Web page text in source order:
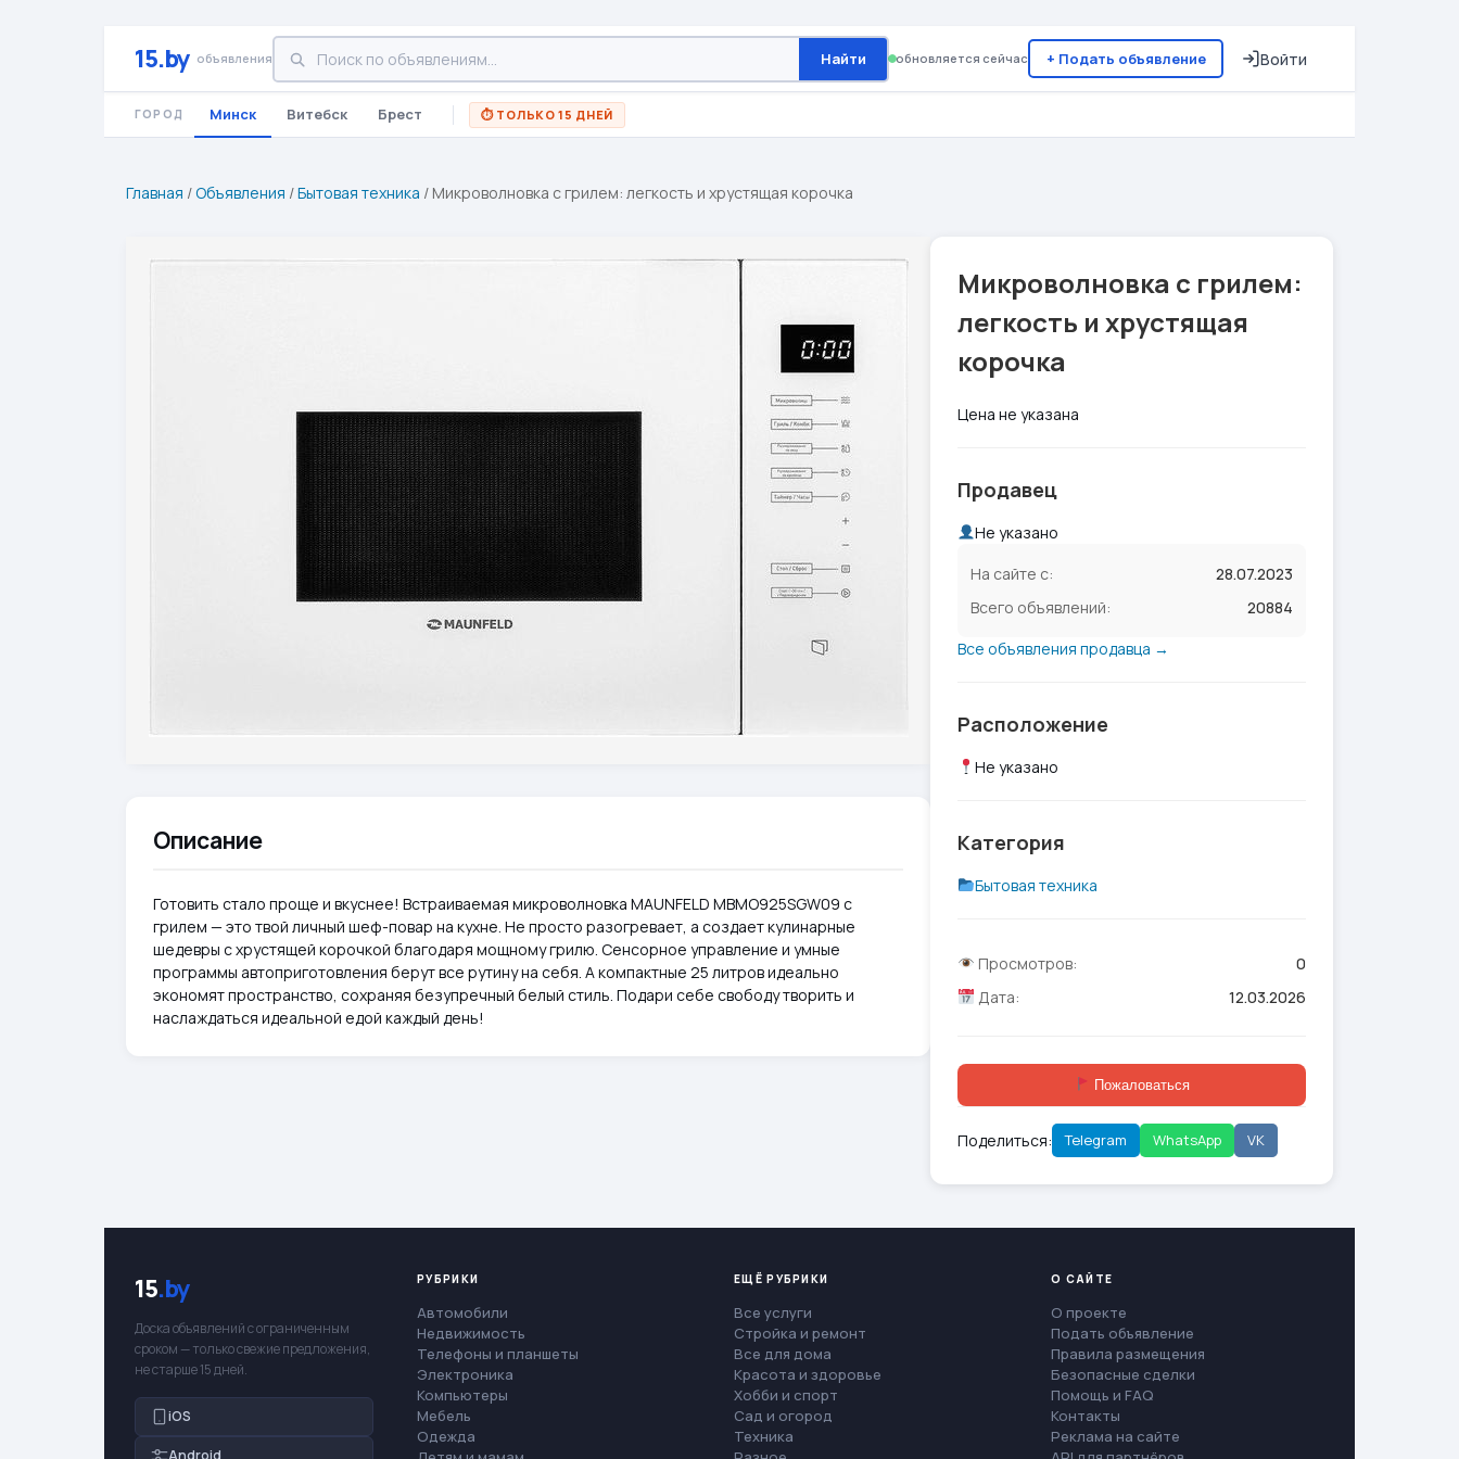
15.by объявления Найти обновляется сейчас + Подать объявление Войти
ГОРОД Минск Витебск Брест ⏱ ТОЛЬКО 15 ДНЕЙ
Главная /Объявления /Бытовая техника / Микроволновка с грилем: легкость и хрустящая корочка
Описание
Готовить стало проще и вкуснее! Встраиваемая микроволновка MAUNFELD MBMO925SGW09 с
грилем — это твой личный шеф-повар на кухне. Не просто разогревает, а создает кулинарные
шедевры с хрустящей корочкой благодаря мощному грилю. Сенсорное управление и умные
программы автоприготовления берут все рутину на себя. А компактные 25 литров идеально
экономят пространство, сохраняя безупречный белый стиль. Подари себе свободу творить и
наслаждаться идеальной едой каждый день!
Микроволновка с грилем:
легкость и хрустящая
корочка
Цена не указана
Продавец
Не указано
На сайте с:
28.07.2023
Всего объявлений:
20884
Все объявления продавца →
Расположение
Не указано
Категория
Бытовая техника
Просмотров:
0
Дата:
12.03.2026
Пожаловаться
Поделиться: Telegram WhatsApp VK
15.by
Доска объявлений с ограниченным
сроком — только свежие предложения,
не старше 15 дней.
iOS
Android
РУБРИКИ
Автомобили
Недвижимость
Телефоны и планшеты
Электроника
Компьютеры
Мебель
Одежда
ЕЩЁ РУБРИКИ
Все услуги
Стройка и ремонт
Все для дома
Красота и здоровье
Хобби и спорт
Сад и огород
Техника
О САЙТЕ
О проекте
Подать объявление
Правила размещения
Безопасные сделки
Помощь и FAQ
Контакты
Реклама на сайте